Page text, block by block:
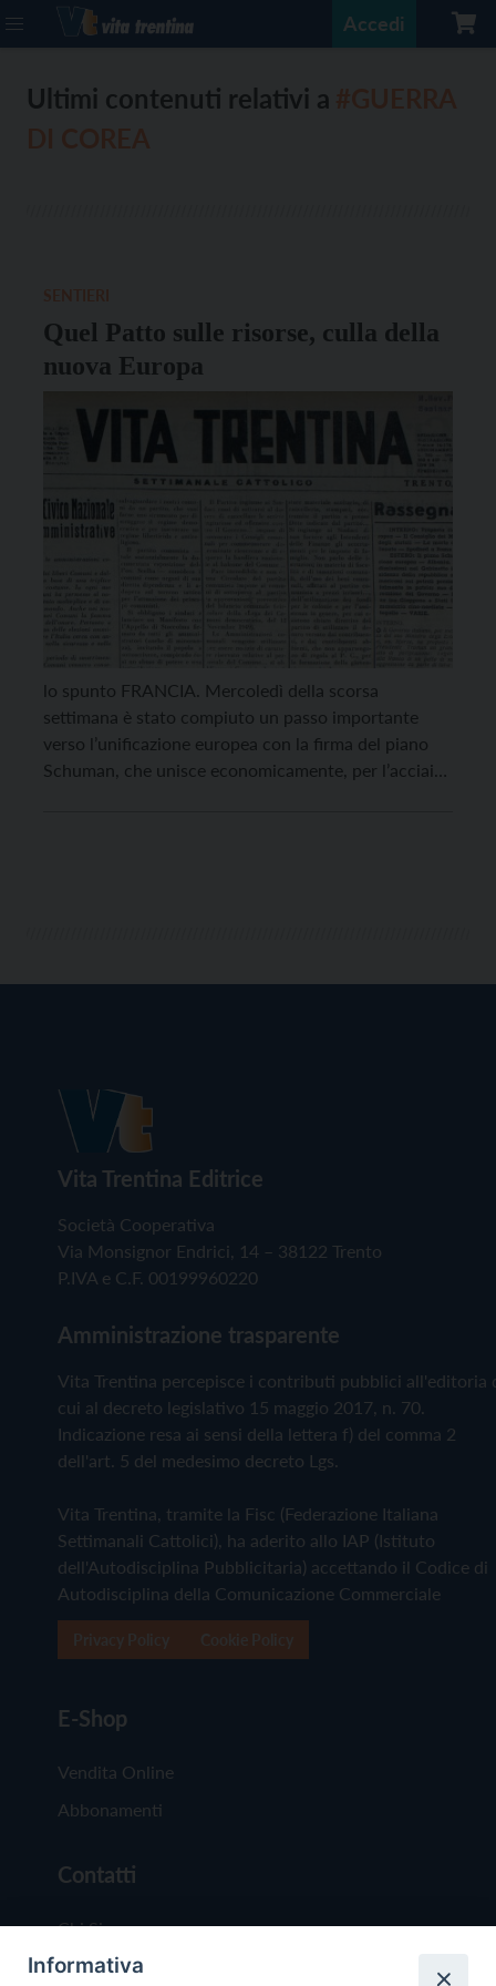
Accedi
Ultimi contenuti relativi a
Quel Patto sulle risorse, culla della
nuova Europa
lo spunto FRANCIA. Mercoledì della scorsa
settimana è stato compiuto un passo importante
verso l’unificazione europea con la firma del piano
Schuman, che unisce economicamente, per l’acciaio
Vita Trentina Editrice
Società Cooperativa
Via Monsignor Endrici, 14 – 38122 Trento
P.IVA e C.F. 00199960220
Amministrazione trasparente
Vita Trentina percepisce i contributi pubblici all'editoria
cui al decreto legislativo 15 maggio 2017, n. 70.
Indicazione resa ai sensi della lettera f) del comma 2
dell'art. 5 del medesimo decreto Lgs.
Vita Trentina, tramite la Fisc (Federazione Italiana
Settimanali Cattolici), ha aderito allo IAP (Istituto
dell'Autodisciplina Pubblicitaria) accettando il Codice di
Autodisciplina della Comunicazione Commerciale
E-Shop
Vendita Online
Abbonamenti
Contatti
Chi Siamo
Redazione
Informativa